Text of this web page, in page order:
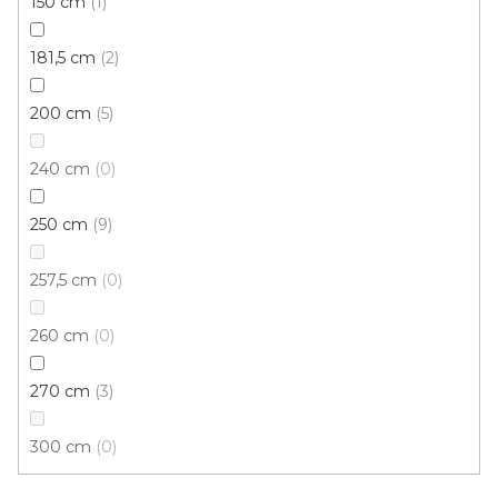
181,5 cm 2
200 cm 5
240 cm 0
250 cm 9
257,5 cm 0
260 cm 0
270 cm 3
300 cm 0